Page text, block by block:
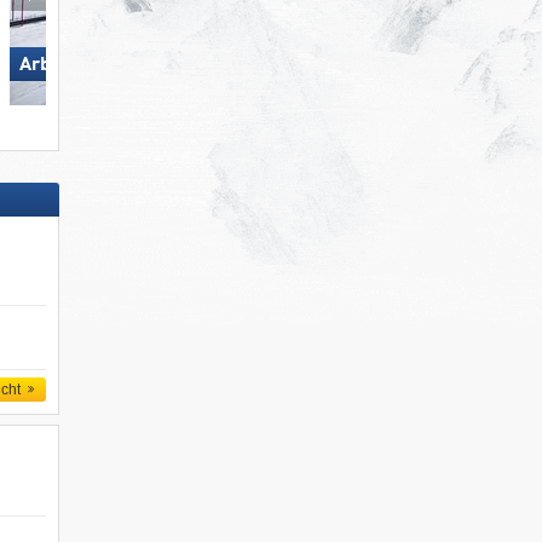
Arber
Nauders am Reschenpass –